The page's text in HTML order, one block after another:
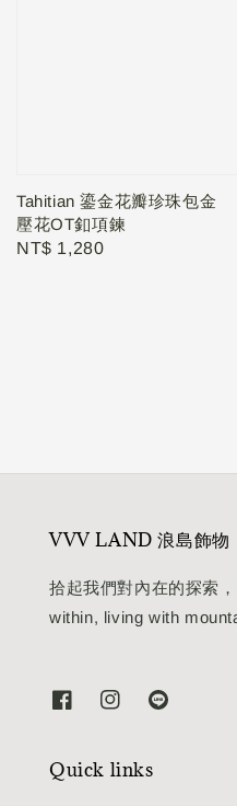
Tahitian 鎏金花瓣珍珠包金
壓花OT釦項鍊
Regular
NT$ 1,280
VVV LAND 浪島飾物
拾起我們對內在的探索
within, living with
Quick links